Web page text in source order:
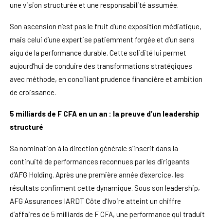
une vision structurée et une responsabilité assumée.
Son ascension n’est pas le fruit d’une exposition médiatique,
mais celui d’une expertise patiemment forgée et d’un sens
aigu de la performance durable. Cette solidité lui permet
aujourd’hui de conduire des transformations stratégiques
avec méthode, en conciliant prudence financière et ambition
de croissance.
5 milliards de F CFA en un an : la preuve d’un leadership
structuré
Sa nomination à la direction générale s’inscrit dans la
continuité de performances reconnues par les dirigeants
d’AFG Holding. Après une première année d’exercice, les
résultats confirment cette dynamique. Sous son leadership,
AFG Assurances IARDT Côte d’Ivoire atteint un chiffre
d’affaires de 5 milliards de F CFA, une performance qui traduit